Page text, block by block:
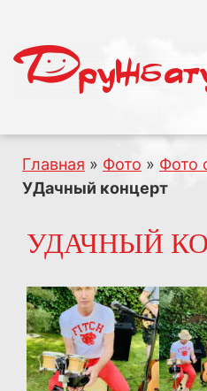
Главная » Фото » Фото
УДачный концерт
УДАЧНЫЙ